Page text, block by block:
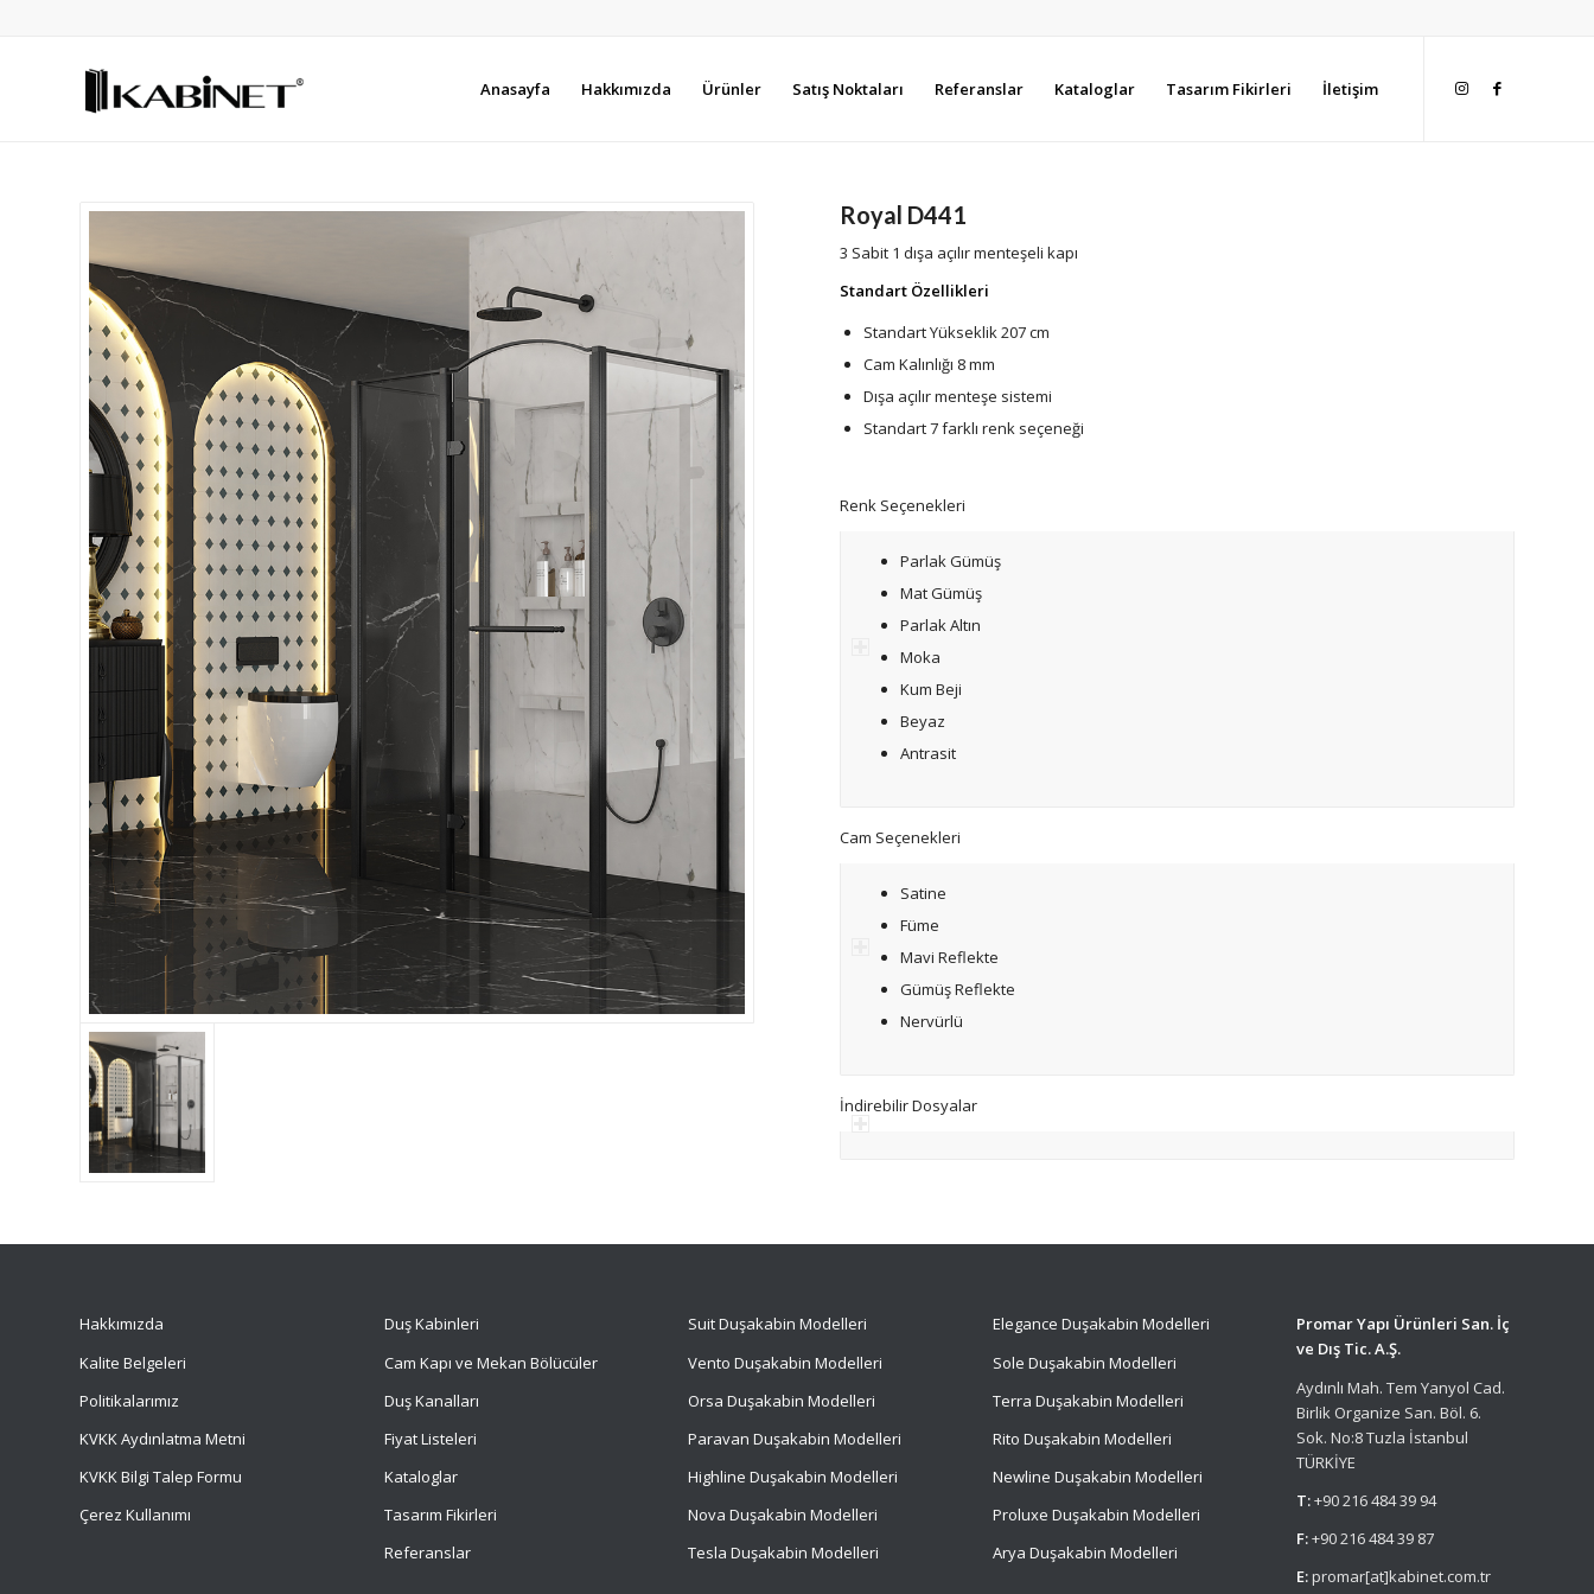
Anasayfa Hakkımızda Ürünler Satış Noktaları Referanslar Kataloglar Tasarım Fikirleri İletişim
Royal D441
3 Sabit 1 dışa açılır menteşeli kapı
Standart Özellikleri
Standart Yükseklik 207 cm
Cam Kalınlığı 8 mm
Dışa açılır menteşe sistemi
Standart 7 farklı renk seçeneği
Renk Seçenekleri
Parlak Gümüş
Mat Gümüş
Parlak Altın
Moka
Kum Beji
Beyaz
Antrasit
Cam Seçenekleri
Satine
Füme
Mavi Reflekte
Gümüş Reflekte
Nervürlü
İndirebilir Dosyalar
Hakkımızda
Kalite Belgeleri
Politikalarımız
KVKK Aydınlatma Metni
KVKK Bilgi Talep Formu
Çerez Kullanımı
Duş Kabinleri
Cam Kapı ve Mekan Bölücüler
Duş Kanalları
Fiyat Listeleri
Kataloglar
Tasarım Fikirleri
Referanslar
SuitDuşakabin Modelleri
Vento Duşakabin Modelleri
Orsa Duşakabin Modelleri
Paravan Duşakabin Modelleri
Highline Duşakabin Modelleri
Nova Duşakabin Modelleri
Tesla Duşakabin Modelleri
Elegance Duşakabin Modelleri
Sole Duşakabin Modelleri
Terra Duşakabin Modelleri
Rito Duşakabin Modelleri
Newline Duşakabin Modelleri
Proluxe Duşakabin Modelleri
Arya Duşakabin Modelleri
Promar Yapı Ürünleri San. İç
ve Dış Tic. A.Ş.
Aydınlı Mah. Tem Yanyol Cad.
Birlik Organize San. Böl. 6.
Sok. No:8 Tuzla İstanbul
TÜRKİYE
T:+90 216 484 39 94
F:+90 216 484 39 87
E:promar[at]kabinet.com.tr